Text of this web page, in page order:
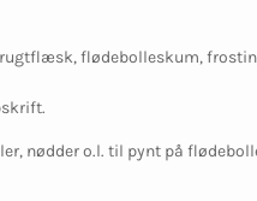
flødebolleskum,
nødder o.l. til pynt på